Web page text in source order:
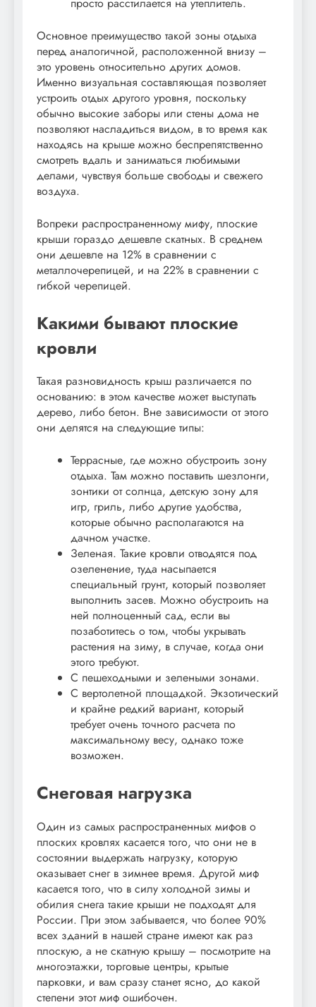
Основное преимущество такой зоны отдыха
перед аналогичной, расположенной внизу –
это уровень относительно других домов.
Именно визуальная составляющая позволяет
устроить отдых другого уровня, поскольку
обычно высокие заборы или стены дома не
позволяют насладиться видом, в то время как
находясь на крыше можно беспрепятственно
смотреть вдаль и заниматься любимыми
делами, чувствуя больше свободы и свежего
воздуха.
Вопреки распространенному мифу, плоские
крыши гораздо дешевле скатных. В среднем
они дешевле на 12% в сравнении с
металлочерепицей, и на 22% в сравнении с
гибкой черепицей.
Какими бывают плоские
кровли
Такая разновидность крыш различается по
основанию: в этом качестве может выступать
дерево, либо бетон. Вне зависимости от этого
они делятся на следующие типы:
Террасные, где можно обустроить зону
отдыха. Там можно поставить шезлонги,
зонтики от солнца, детскую зону для
игр, гриль, либо другие удобства,
которые обычно располагаются на
дачном участке.
Зеленая. Такие кровли отводятся под
озеленение, туда насыпается
специальный грунт, который позволяет
выполнить засев. Можно обустроить на
ней полноценный сад, если вы
позаботитесь о том, чтобы укрывать
растения на зиму, в случае, когда они
этого требуют.
С пешеходными и зелеными зонами.
С вертолетной площадкой. Экзотический
и крайне редкий вариант, который
требует очень точного расчета по
максимальному весу, однако тоже
возможен.
Снеговая нагрузка
Один из самых распространенных мифов о
плоских кровлях касается того, что они не в
состоянии выдержать нагрузку, которую
оказывает снег в зимнее время. Другой миф
касается того, что в силу холодной зимы и
обилия снега такие крыши не подходят для
России. При этом забывается, что более 90%
всех зданий в нашей стране имеют как раз
плоскую, а не скатную крышу – посмотрите на
многоэтажки, торговые центры, крытые
парковки, и вам сразу станет ясно, до какой
степени этот миф ошибочен.